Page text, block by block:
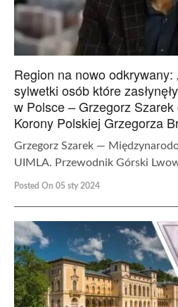
Region na nowo odkrywany:
sylwetki osób które
w Polsce – Grzegorz Szarek
Korony Polskiej Grzegorza
Grzegorz Szarek —
UIMLA. Przewodnik Górski
Posted On 05 sty 2024